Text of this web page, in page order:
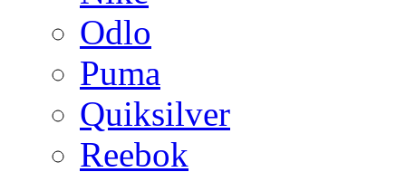
Odlo
Puma
Quiksilver
Reebok